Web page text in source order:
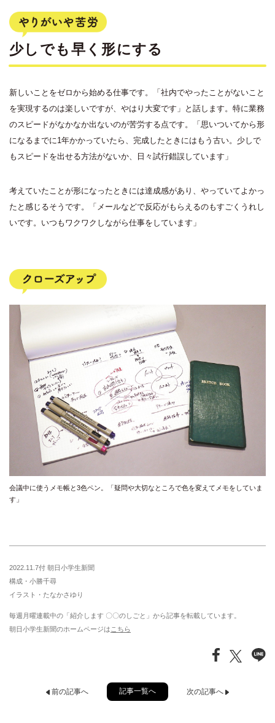
少しでも早く形にする
新しいことをゼロから始める仕事です。「社内でやったことがないこと
を実現するのは楽しいですが、やはり大変です」と話します。特に業務
のスピードがなかなか出ないのが苦労する点です。「思いついてから形
になるまでに1年かかっていたら、完成したときにはもう古い。少しで
もスピードを出せる方法がないか、日々試行錯誤しています」
考えていたことが形になったときには達成感があり、やっていてよかっ
たと感じるそうです。「メールなどで反応がもらえるのもすごくうれし
いです。いつもワクワクしながら仕事をしています」
会議中に使うメモ帳と3色ペン。「疑問や大切なところで色を変えてメモをしていま
す」
2022.11.7付 朝日小学生新聞
構成・小勝千尋
イラスト・たなかさゆり
毎週月曜連載中の「紹介します 〇〇のしごと」から記事を転載しています。
朝日小学生新聞のホームページは こちら
前の記事へ 記事一覧へ 次の記事へ